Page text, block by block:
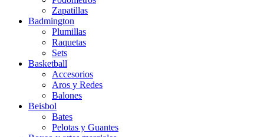
Zapatillas
Badmington
Plumillas
Raquetas
Sets
Basketball
Accesorios
Aros y Redes
Balones
Beisbol
Bates
Pelotas y Guantes